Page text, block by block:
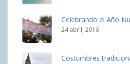
Celebrando el Año
24 abril, 2016
Costumbres